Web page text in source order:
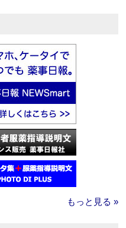
もっと見る »